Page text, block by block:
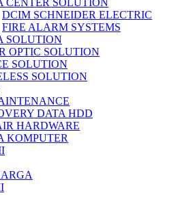
CENTER SOLUTION
DCIM SCHNEIDER ELECTRIC
FIRE ALARM SYSTEMS
SOLUTION
OPTIC SOLUTION
SOLUTION
SOLUTION
DATA HDD
HARDWARE
KOMPUTER